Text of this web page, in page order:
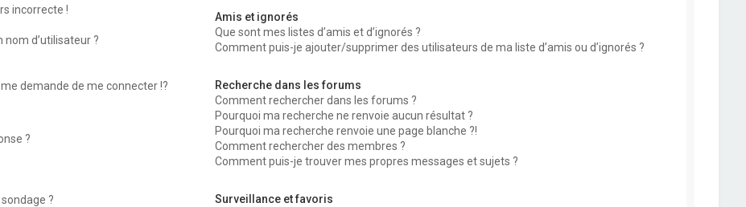
incorrecte !
d’utilisateur ?
demande de me connecter !?
?
?
Amis et ignorés
Que sont mes listes d’amis et d’ignorés ?
Comment puis-je ajouter/supprimer des utilisateurs de ma liste d’amis ou d’ignorés ?
Recherche dans les forums
Comment rechercher dans les forums ?
Pourquoi ma recherche ne renvoie aucun résultat ?
Pourquoi ma recherche renvoie une page blanche ?!
Comment rechercher des membres ?
Comment puis-je trouver mes propres messages et sujets ?
Surveillance et favoris